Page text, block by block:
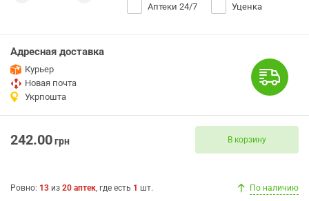
Аптеки 24/7 Уценка
Адресная доставка
Курьер
Новая почта
Укрпошта
242.00грн В корзину
Ровно: 13 из 20 аптек, где есть 1 шт. По наличию